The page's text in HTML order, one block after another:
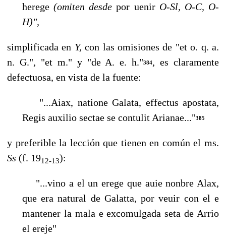
herege(omiten desdepor uenir O-Sl, O-C, O-
H)",
simplificada en Y,con las omisiones de "et o. q. a.
n. G.", "et m." y "de A. e. h."384, es claramente
defectuosa, en vista de la fuente:
"...Aiax, natione Galata, effectus apostata,
Regis auxilio sectae se contulit Arianae..."385
y preferible la lección que tienen en común el ms.
Ss (f. 1912-13):
"...vino a el un erege que auie nonbre Alax,
que era natural de Galatta, por veuir con el e
mantener la mala e excomulgada seta de Arrio
el ereje"